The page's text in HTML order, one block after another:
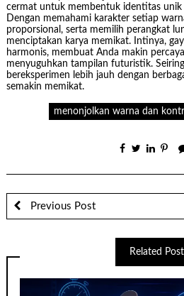
cermat untuk membentuk identitas unik
Dengan memahami karakter setiap
proporsional, serta memilih perangkat
menciptakan karya memikat. Intinya,
harmonis, membuat Anda makin
menyuguhkan tampilan futuristik.
bereksperimen lebih jauh dengan
semakin memikat.
menonjolkan warna dan
Previous Post
Related